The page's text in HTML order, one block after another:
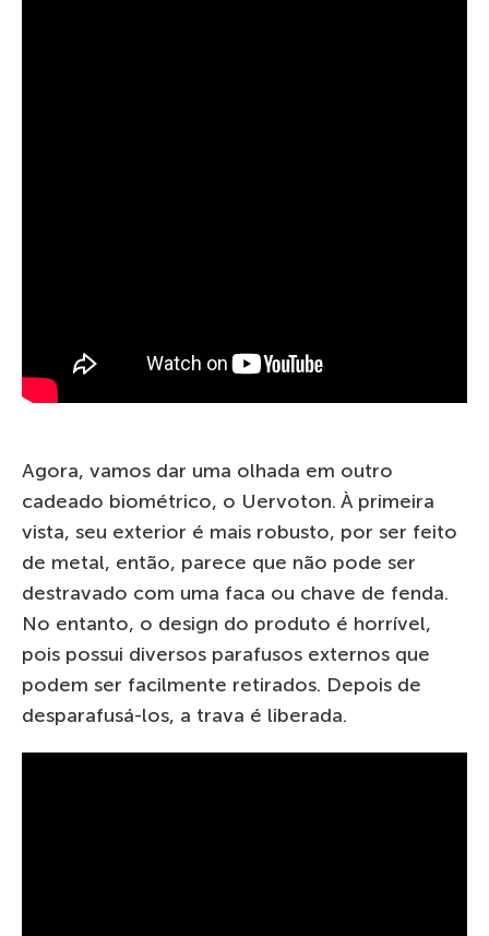
Agora, vamos dar uma olhada em outro
cadeado biométrico, o Uervoton. À primeira
vista, seu exterior é mais robusto, por ser feito
de metal, então, parece que não pode ser
destravado com uma faca ou chave de fenda.
No entanto, o design do produto é horrível,
pois possui diversos parafusos externos que
podem ser facilmente retirados. Depois de
desparafusá-los, a trava é liberada.